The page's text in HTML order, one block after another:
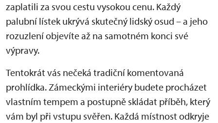
zaplatili za svou cestu vysokou cenu. Každý
palubní lístek ukrývá skutečný lidský osud – a jeho
rozuzlení objevíte až na samotném konci své
výpravy.
Tentokrát vás nečeká tradiční komentovaná
prohlídka. Zámeckými interiéry budete procházet
vlastním tempem a postupně skládat příběh, který
vám byl při vstupu svěřen. Každá místnost odkryje